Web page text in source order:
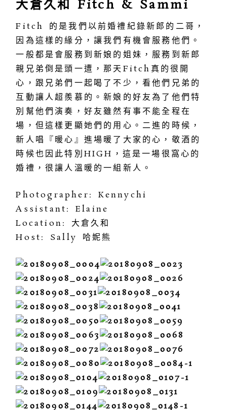
大倉久和 Fitch & Sammi
Fitch 的是我們以前婚禮紀錄新郎的二哥，
因為這樣的緣分，讓我們有機會服務他們。
一般都是會服務到新娘的姐妹，服務到新郎
親兄弟倒是頭一遭，那天Fitch真的很開
心，跟兄弟們一起喝了不少，看他們兄弟的
互動讓人超羨慕的。新娘的好友為了他們特
別幫他們演奏，好友雖然有事不能全程在
場，但這樣更顯她們的用心。二進的時候，
新人唱『暖心』進場暖了大家的心，敬酒的
時候也因此特別HIGH，這是一場很窩心的
婚禮，很讓人溫暖的一組新人。
Photographer: Kennychi
Assistant: Elaine
Location: 大倉久和
Host: Sally 哈妮熊